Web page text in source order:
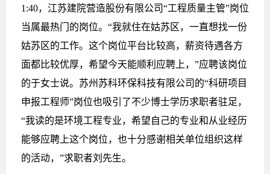
1:40，江苏建院营造股份有限公司“工程质量主管”岗位
当属最热门的岗位。“我就住在姑苏区，一直想找一份
姑苏区的工作。这个岗位平台比较高，薪资待遇各方
面都比较优厚，希望今天能顺利应聘上，”应聘该岗位
的于女士说。苏州苏科环保科技有限公司的“科研项目
申报工程师”岗位也吸引了不少博士学历求职者驻足，
“我读的是环境工程专业，希望自己的专业和从业经历
能够应聘上这个岗位，也十分感谢相关单位组织这样
的活动，”求职者刘先生。